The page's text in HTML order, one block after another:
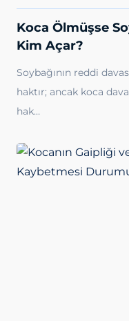
Koca Ölmüşse
Kim Açar?
Soybağının reddi
haktır; ancak koca
hak…